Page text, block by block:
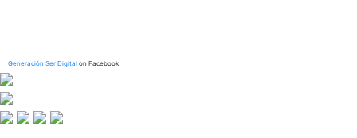
Generación Ser Digital on Facebook